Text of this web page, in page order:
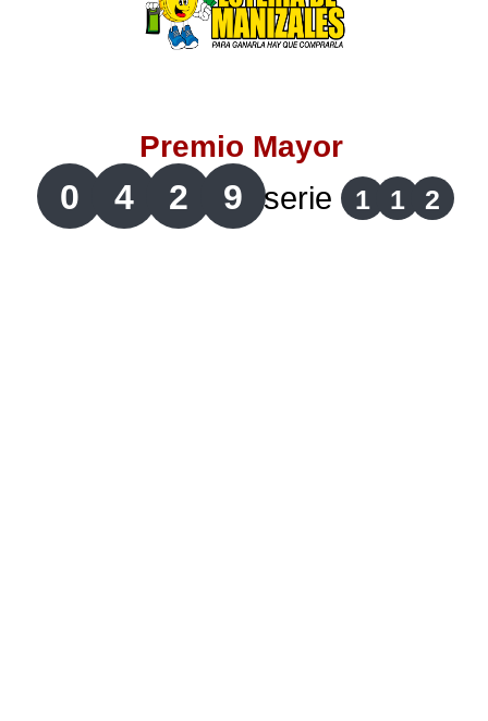
Lotería de Risaralda
Lotería de Santander
Lotería del Cauca
Premio Mayor
0 4 2 9 serie 1 1 2